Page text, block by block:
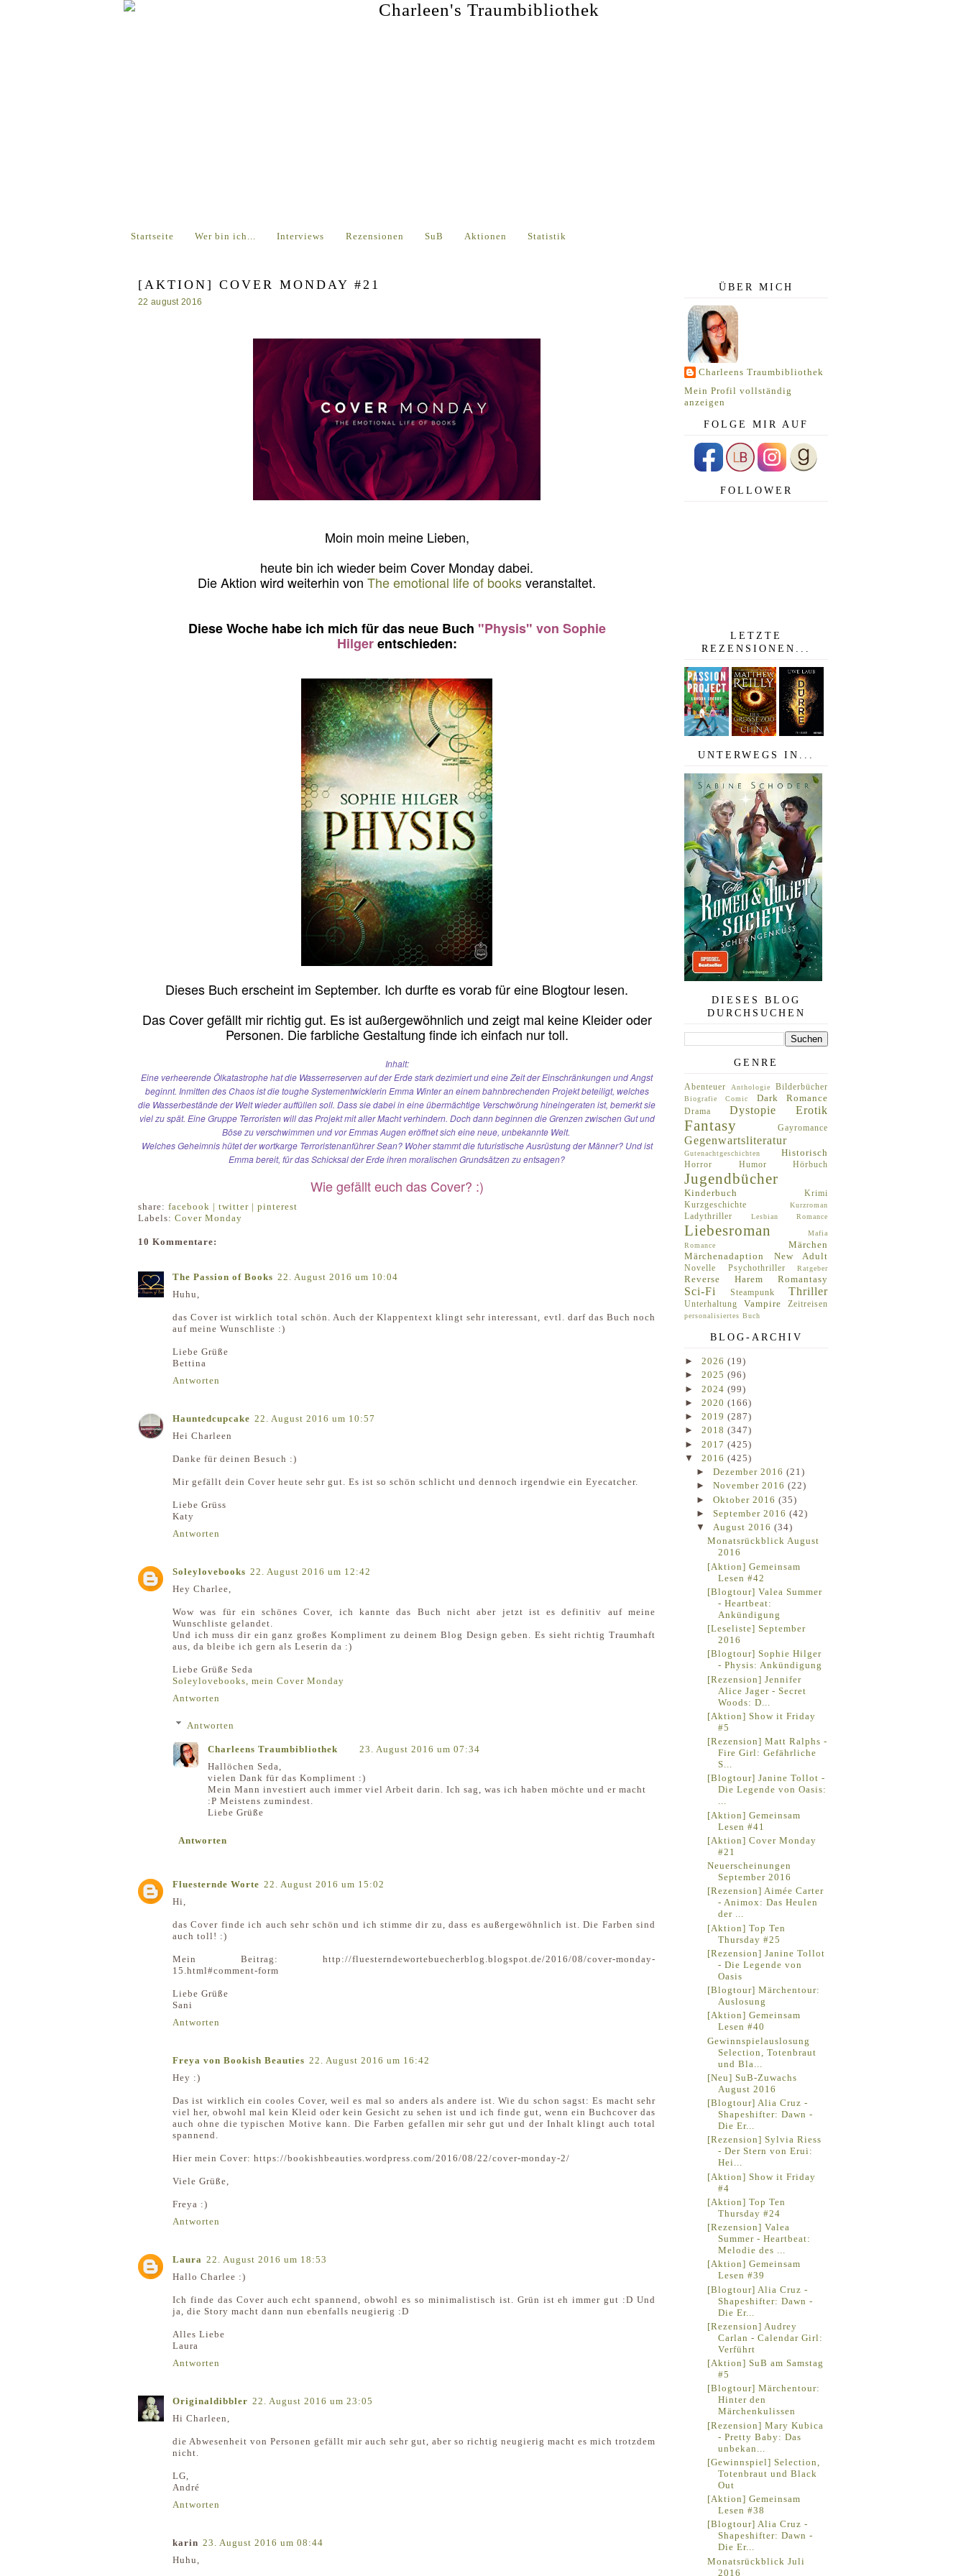
Startseite Wer bin ich... Interviews Rezensionen SuB Aktionen Statistik
[AKTION] COVER MONDAY #21
22 august 2016
Moin moin meine Lieben,
heute bin ich wieder beim Cover Monday dabei.
Die Aktion wird weiterhin von The emotional life of booksveranstaltet.
Diese Woche habe ich mich für das neue Buch "Physis" von Sophie
Hilgerentschieden:
Dieses Buch erscheint im September. Ich durfte es vorab für eine Blogtour lesen.
Das Cover gefällt mir richtig gut. Es ist außergewöhnlich und zeigt mal keine Kleider oder
Personen. Die farbliche Gestaltung finde ich einfach nur toll.
Inhalt:
Eine verheerende Ölkatastrophe hat die Wasserreserven auf der Erde stark dezimiert und eine Zeit der Einschränkungen und Angst
beginnt. Inmitten des Chaos ist die toughe Systementwicklerin Emma Winter an einem bahnbrechenden Projekt beteiligt, welches
die Wasserbestände der Welt wieder auffüllen soll. Dass sie dabei in eine übermächtige Verschwörung hineingeraten ist, bemerkt sie
viel zu spät. Eine Gruppe Terroristen will das Projekt mit aller Macht verhindern. Doch dann beginnen die Grenzen zwischen Gut und
Böse zu verschwimmen und vor Emmas Augen eröffnet sich eine neue, unbekannte Welt.
Welches Geheimnis hütet der wortkarge Terroristenanführer Sean? Woher stammt die futuristische Ausrüstung der Männer? Und ist
Emma bereit, für das Schicksal der Erde ihren moralischen Grundsätzen zu entsagen?
Wie gefällt euch das Cover? :)
share: facebook | twitter | pinterest
Labels: Cover Monday
10 Kommentare:
The Passion of Books 22. August 2016 um 10:04
Huhu,
das Cover ist wirklich total schön. Auch der Klappentext klingt sehr interessant, evtl. darf das Buch noch
auf meine Wunschliste :)
Liebe Grüße
Bettina
Antworten
Hauntedcupcake 22. August 2016 um 10:57
Hei Charleen
Danke für deinen Besuch :)
Mir gefällt dein Cover heute sehr gut. Es ist so schön schlicht und dennoch irgendwie ein Eyecatcher.
Liebe Grüss
Katy
Antworten
Soleylovebooks 22. August 2016 um 12:42
Hey Charlee,
Wow was für ein schönes Cover, ich kannte das Buch nicht aber jetzt ist es definitiv auf meine
Wunschliste gelandet.
Und ich muss dir ein ganz großes Kompliment zu deinem Blog Design geben. Es sieht richtig Traumhaft
aus, da bleibe ich gern als Leserin da :)
Liebe Grüße Seda
Soleylovebooks, mein Cover Monday
Antworten
Antworten
Charleens Traumbibliothek
23. August 2016 um 07:34
Hallöchen Seda,
vielen Dank für das Kompliment :)
Mein Mann investiert auch immer viel Arbeit darin. Ich sag, was ich haben möchte und er macht
:P Meistens zumindest.
Liebe Grüße
Antworten
Fluesternde Worte 22. August 2016 um 15:02
Hi,
das Cover finde ich auch sehr schön und ich stimme dir zu, dass es außergewöhnlich ist. Die Farben sind
auch toll! :)
Mein Beitrag: http://fluesterndewortebuecherblog.blogspot.de/2016/08/cover-monday-
15.html#comment-form
Liebe Grüße
Sani
Antworten
Freya von Bookish Beauties 22. August 2016 um 16:42
Hey :)
Das ist wirklich ein cooles Cover, weil es mal so anders als andere ist. Wie du schon sagst: Es macht sehr
viel her, obwohl mal kein Kleid oder kein Gesicht zu sehen ist und ich finde gut, wenn ein Buchcover das
auch ohne die typischen Motive kann. Die Farben gefallen mir sehr gut und der Inhalt klingt auch total
spannend.
Hier mein Cover: https://bookishbeauties.wordpress.com/2016/08/22/cover-monday-2/
Viele Grüße,
Freya :)
Antworten
Laura 22. August 2016 um 18:53
Hallo Charlee :)
Ich finde das Cover auch echt spannend, obwohl es so minimalistisch ist. Grün ist eh immer gut :D Und
ja, die Story macht dann nun ebenfalls neugierig :D
Alles Liebe
Laura
Antworten
Originaldibbler 22. August 2016 um 23:05
Hi Charleen,
die Abwesenheit von Personen gefällt mir auch sehr gut, aber so richtig neugierig macht es mich trotzdem
nicht.
LG,
André
Antworten
karin 23. August 2016 um 08:44
Huhu,
ÜBER MICH
Charleens Traumbibliothek
Mein Profil vollständig
anzeigen
FOLGE MIR AUF
FOLLOWER
LETZTE
REZENSIONEN...
UNTERWEGS IN...
DIESES BLOG
DURCHSUCHEN
GENRE
Abenteuer Anthologie Bilderbücher
Biografie Comic Dark Romance
Drama Dystopie Erotik
Fantasy Gayromance
Gegenwartsliteratur
Gutenachtgeschichten Historisch
Horror Humor Hörbuch
Jugendbücher
Kinderbuch
Krimi
Kurzgeschichte
Kurzroman
Ladythriller Lesbian Romance
Liebesroman
Mafia
Romance
Märchen
Märchenadaption
New Adult
Novelle Psychothriller Ratgeber
Reverse Harem Romantasy
Sci-Fi Steampunk Thriller
Unterhaltung Vampire Zeitreisen
personalisiertes Buch
BLOG-ARCHIV
► 2026 (19)
► 2025 (96)
► 2024 (99)
► 2020 (166)
► 2019 (287)
► 2018 (347)
► 2017 (425)
▼ 2016 (425)
► Dezember 2016 (21)
► November 2016 (22)
► Oktober 2016 (35)
► September 2016 (42)
▼ August 2016 (34)
Monatsrückblick August
2016
[Aktion] Gemeinsam
Lesen #42
[Blogtour] Valea Summer
- Heartbeat:
Ankündigung
[Leseliste] September
2016
[Blogtour] Sophie Hilger
- Physis: Ankündigung
[Rezension] Jennifer
Alice Jager - Secret
Woods: D...
[Aktion] Show it Friday
#5
[Rezension] Matt Ralphs -
Fire Girl: Gefährliche
S...
[Blogtour] Janine Tollot -
Die Legende von Oasis:
...
[Aktion] Gemeinsam
Lesen #41
[Aktion] Cover Monday
#21
Neuerscheinungen
September 2016
[Rezension] Aimée Carter
- Animox: Das Heulen
der ...
[Aktion] Top Ten
Thursday #25
[Rezension] Janine Tollot
- Die Legende von
Oasis
[Blogtour] Märchentour:
Auslosung
[Aktion] Gemeinsam
Lesen #40
Gewinnspielauslosung
Selection, Totenbraut
und Bla...
[Neu] SuB-Zuwachs
August 2016
[Blogtour] Alia Cruz -
Shapeshifter: Dawn -
Die Er...
[Rezension] Sylvia Riess
- Der Stern von Erui:
Hei...
[Aktion] Show it Friday
#4
[Aktion] Top Ten
Thursday #24
[Rezension] Valea
Summer - Heartbeat:
Melodie des ...
[Aktion] Gemeinsam
Lesen #39
[Blogtour] Alia Cruz -
Shapeshifter: Dawn -
Die Er...
[Rezension] Audrey
Carlan - Calendar Girl:
Verführt
[Aktion] SuB am Samstag
#5
[Blogtour] Märchentour:
Hinter den
Märchenkulissen
[Rezension] Mary Kubica
- Pretty Baby: Das
unbekan...
[Gewinnspiel] Selection,
Totenbraut und Black
Out
[Aktion] Gemeinsam
Lesen #38
[Blogtour] Alia Cruz -
Shapeshifter: Dawn -
Die Er...
Monatsrückblick Juli
2016